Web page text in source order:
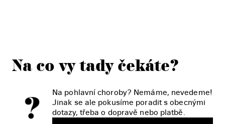
Na co vy tady čekáte?
Na pohlavní choroby? Nemáme, nevedeme!
Jinak se ale pokusíme poradit s obecnými
dotazy, třeba o dopravě nebo platbě.